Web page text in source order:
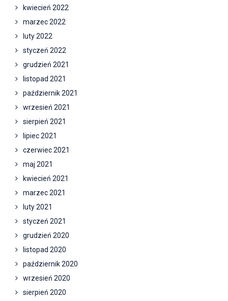
kwiecień 2022
marzec 2022
luty 2022
styczeń 2022
grudzień 2021
listopad 2021
październik 2021
wrzesień 2021
sierpień 2021
lipiec 2021
czerwiec 2021
maj 2021
kwiecień 2021
marzec 2021
luty 2021
styczeń 2021
grudzień 2020
listopad 2020
październik 2020
wrzesień 2020
sierpień 2020